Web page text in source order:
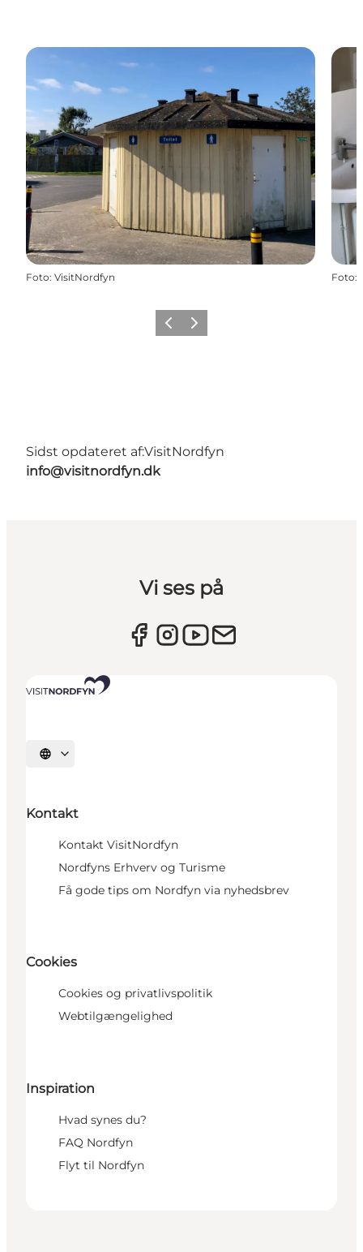
Foto: VisitNordfyn Foto:
Forrige billede
Næste billede
Sidst opdateret af:VisitNordfyn
info@visitnordfyn.dk
Vi ses på
Vælg sprog
Kontakt
Kontakt VisitNordfyn
Nordfyns Erhverv og Turisme
Få gode tips om Nordfyn via nyhedsbrev
Cookies
Cookies og privatlivspolitik
Webtilgængelighed
Inspiration
Hvad synes du?
FAQ Nordfyn
Flyt til Nordfyn